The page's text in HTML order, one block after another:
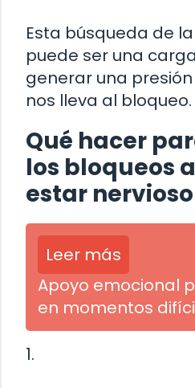
Esta búsqueda de
puede ser una
generar una
nos lleva al bloqueo.
Qué hacer
los bloqueos
estar nervioso
Leer más
Apoyo emocional
en momentos
1.